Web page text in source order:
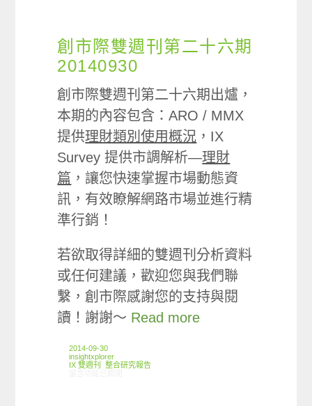
創市際雙週刊第二十六期
20140930
創市際雙週刊第二十六期出爐，
本期的內容包含：ARO / MMX
提供理財類別使用概況 ，IX
Survey 提供市調解析—理財
篇 ，讓您快速掌握市場動態資
訊，有效瞭解網路市場並進行精
準行銷！
若欲取得詳細的雙週刊分析資料
或任何建議，歡迎您與我們聯
繫，創市際感謝您的支持與閱
讀！謝謝～ Read more
2014-09-30
insightxplorer
IX 雙週刊
,整合研究報告